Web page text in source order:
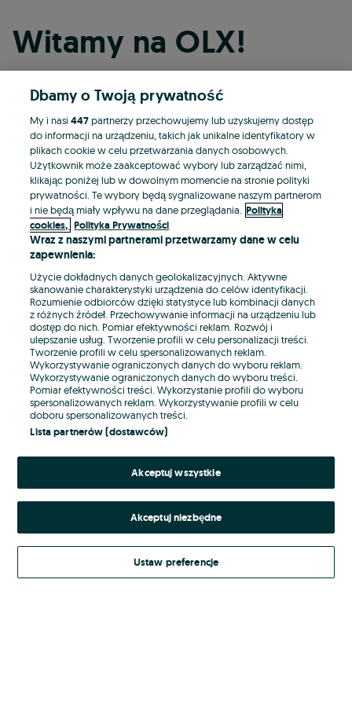
Witamy na OLX!
Kontynuuj przez Facebooka
Kontynuuj przez konto Apple
Kontynuuj przez konto Google
LUB
E-mail
Hasło
Nie pamiętasz hasła?
Zaloguj się
Kontynuując za pośrednictwem jednego z dostawców wskazanych powyżej,
Regulamin serwisuOLX.pl w jego aktualnym brzmieniu.
Dbamy o Twoją prywatność
My i nasi447partnerzy przechowujemy lub uzyskujemy dostęp
do informacji na urządzeniu, takich jak unikalne identyfikatory w
plikach cookie w celu przetwarzania danych osobowych.
Użytkownik może zaakceptować wybory lub zarządzać nimi,
klikając poniżej lub w dowolnym momencie na stronie polityki
prywatności. Te wybory będą sygnalizowane naszym partnerom
i nie będą miały wpływu na dane przeglądania. Polityka
cookies, Polityka Prywatności
Wraz z naszymi partnerami przetwarzamy dane w celu
zapewnienia:
Użycie dokładnych danych geolokalizacyjnych. Aktywne
skanowanie charakterystyki urządzenia do celów identyfikacji.
Rozumienie odbiorców dzięki statystyce lub kombinacji danych
z różnych źródeł. Przechowywanie informacji na urządzeniu lub
dostęp do nich. Pomiar efektywności reklam. Rozwój i
ulepszanie usług. Tworzenie profili w celu personalizacji treści.
Tworzenie profili w celu spersonalizowanych reklam.
Wykorzystywanie ograniczonych danych do wyboru reklam.
Wykorzystywanie ograniczonych danych do wyboru treści.
Pomiar efektywności treści. Wykorzystanie profili do wyboru
spersonalizowanych reklam. Wykorzystywanie profili w celu
doboru spersonalizowanych treści.
Lista partnerów (dostawców)
Akceptuj wszystkie
Akceptuj niezbędne
Ustaw preferencje